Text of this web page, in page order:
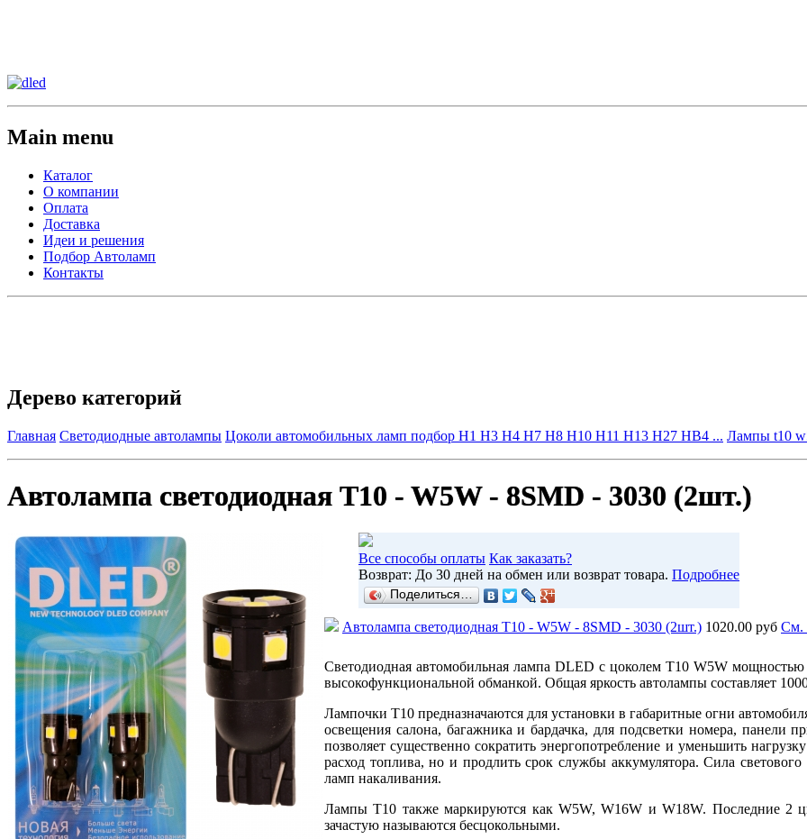
Main menu
Каталог
О компании
Оплата
Доставка
Идеи и решения
Подбор Автоламп
Контакты
Дерево категорий
Главная Светодиодные автолампы Цоколи автомобильных ламп подбор H1 H3 H4 H7 H8 H10 H11 H13 H27 HB4 ... Лампы t10
Автолампа светодиодная T10 - W5W - 8SMD - 3030 (2шт.)
Все способы оплаты Как заказать?
Возврат: До 30 дней на обмен или возврат товара. Подробнее
Поделиться…
Автолампа светодиодная T10 - W5W - 8SMD - 3030 (2шт.) 1020.00 руб Cм.
Светодиодная автомобильная лампа DLED с цоколем T10 W5W
высокофункциональной обманкой. Общая яркость автолампы составляет
Лампочки T10 предназначаются для установки в габаритные огни
освещения салона, багажника и бардачка, для подсветки номера, панели
позволяет существенно сократить энергопотребление и уменьшить
расход топлива, но и продлить срок службы аккумулятора. Сила
ламп накаливания.
Лампы Т10 также маркируются как W5W, W16W и W18W. Последние
зачастую называются бесцокольными.